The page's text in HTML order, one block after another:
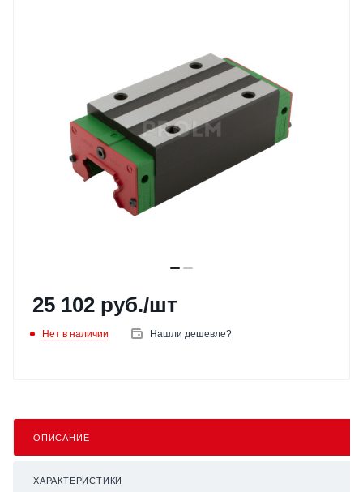
25 102 руб./шт
Нет в наличии Нашли дешевле?
ОПИСАНИЕ
ХАРАКТЕРИСТИКИ